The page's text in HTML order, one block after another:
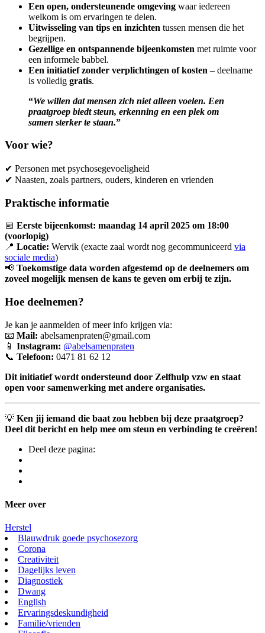
Een open, ondersteunende omgeving waar iedereen
welkom is om ervaringen te delen.
Uitwisseling van tips en inzichten tussen mensen die het
begrijpen.
Gezellige en ontspannende bijeenkomsten met ruimte voor
een informele babbel.
Een initiatief zonder verplichtingen of kosten – deelname
is volledig gratis.
“We willen dat mensen zich niet alleen voelen. Een
praatgroep biedt steun, erkenning en een plek om
samen sterker te staan.”
Voor wie?
✔ Personen met psychosegevoeligheid
✔ Naasten, zoals partners, ouders, kinderen en vrienden
Praktische informatie
📅 Eerste bijeenkomst: maandag 14 april 2025 om 18:00
(voorlopig)
📍 Locatie: Wervik (exacte zaal wordt nog gecommuniceerd via
sociale media)
📢 Toekomstige data worden afgestemd op de deelnemers om
zoveel mogelijk mensen de kans te geven om erbij te zijn.
Hoe deelnemen?
Je kan je aanmelden of meer info krijgen via:
📧 Mail: abelsamenpraten@gmail.com
📱 Instagram: @abelsamenpraten
📞 Telefoon: 0471 81 62 12
Dit initiatief wordt ondersteund door Zelfhulp vzw en staat
open voor samenwerking met andere organisaties.
💡 Ken jij iemand die baat zou hebben bij deze praatgroep?
Deel dit bericht en help mee om steun en verbinding te creëren!
Deel deze pagina:
Meer over
Herstel
Blauwdruk goede psychosezorg
Corona
Creativiteit
Dagelijks leven
Diagnostiek
Dwang
English
Ervaringsdeskundigheid
Familie/vrienden